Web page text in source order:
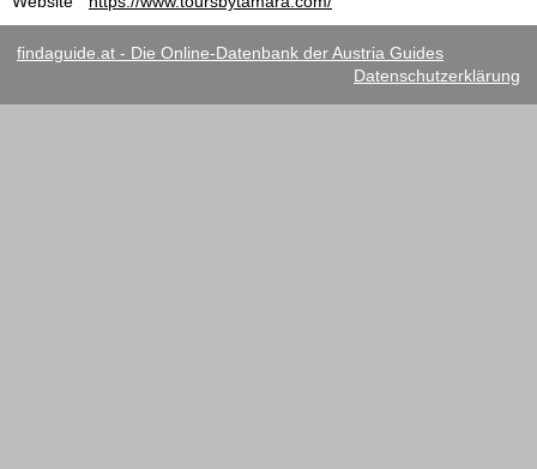
findaguide.at - Die Online-Datenbank der Austria Guides
Datenschutzerklärung